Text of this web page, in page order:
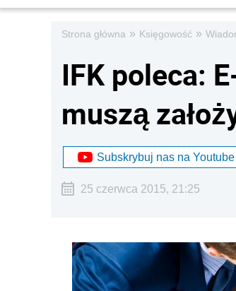
Strona główna » Księgowość »
IFK poleca:
muszą
Subskrybuj nas na Youtube
25 czerwca 2015, 21:25